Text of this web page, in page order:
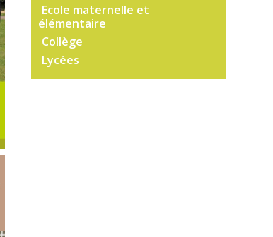
Ecole maternelle et
élémentaire
Collège
Lycées